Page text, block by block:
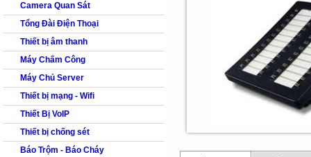
Camera Quan Sát
Tổng Đài Điện Thoại
Thiết bị âm thanh
Máy Chấm Công
Máy Chủ Server
Thiết bị mạng - Wifi
Thiết Bị VoIP
Thiết bị chống sét
Báo Trộm - Báo Cháy